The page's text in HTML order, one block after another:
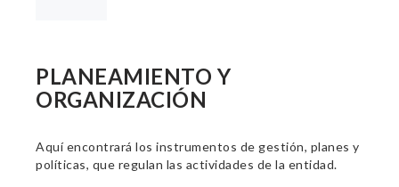
PLANEAMIENTO Y
ORGANIZACIÓN
Aquí encontrará los instrumentos de gestión, planes y
políticas, que regulan las actividades de la entidad.